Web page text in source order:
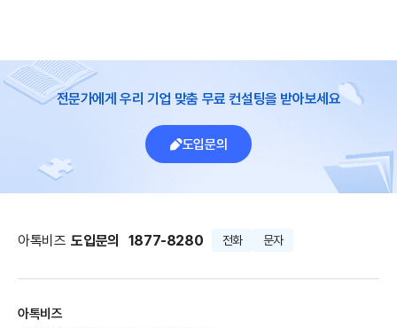
전문가에게 우리 기업 맞춤 무료 컨설팅을 받아보세요
도입문의
아톡비즈 도입문의 1877-8280 전화 문자
아톡비즈